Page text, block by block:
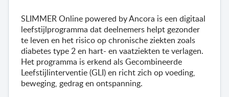
SLIMMER Online powered byAncora is een digitaal
leefstijlprogramma dat deelnemers helpt gezonder
te leven en het risico op chronische ziekten zoals
diabetes type 2 en hart- en vaatziekten te verlagen.
Het programma is erkend als Gecombineerde
Leefstijlinterventie (GLI) en richt zich op voeding,
beweging, gedrag en ontspanning.